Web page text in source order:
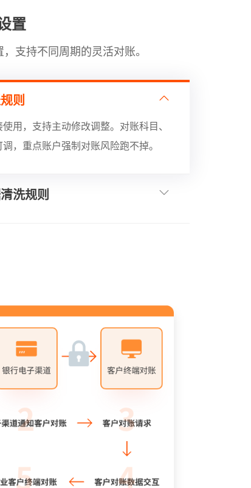
置
支持不同周期的灵活对账。
则
用，支持主动修改调整。对账科目、
，重点账户强制对账风险跑不掉。
洗规则